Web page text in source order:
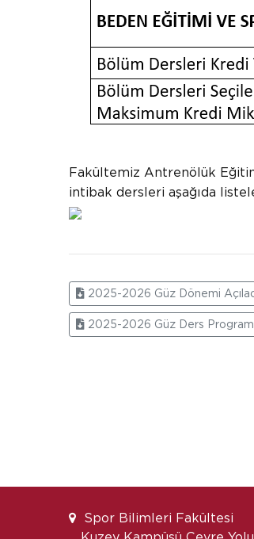
Fakültemiz Antrenölük
intibak dersleri aşağıda
2025-2026 Güz Dönemi
2025-2026 Güz Ders
Spor Bilimleri Fakültesi